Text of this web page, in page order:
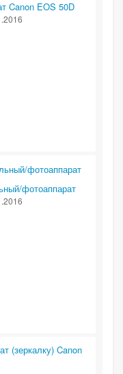
Canon EOS 50D
фотоаппарат